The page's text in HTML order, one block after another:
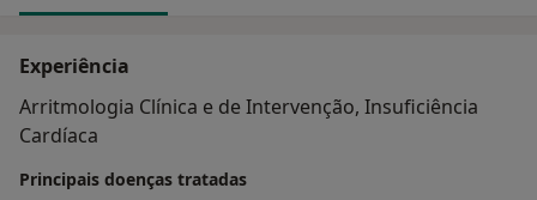
Experiência
Arritmologia Clínica e de Intervenção, Insuficiência
Cardíaca
Principais doenças tratadas